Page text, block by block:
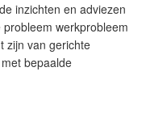
inzichten en adviezen
werkprobleem
zijn van gerichte
bepaalde